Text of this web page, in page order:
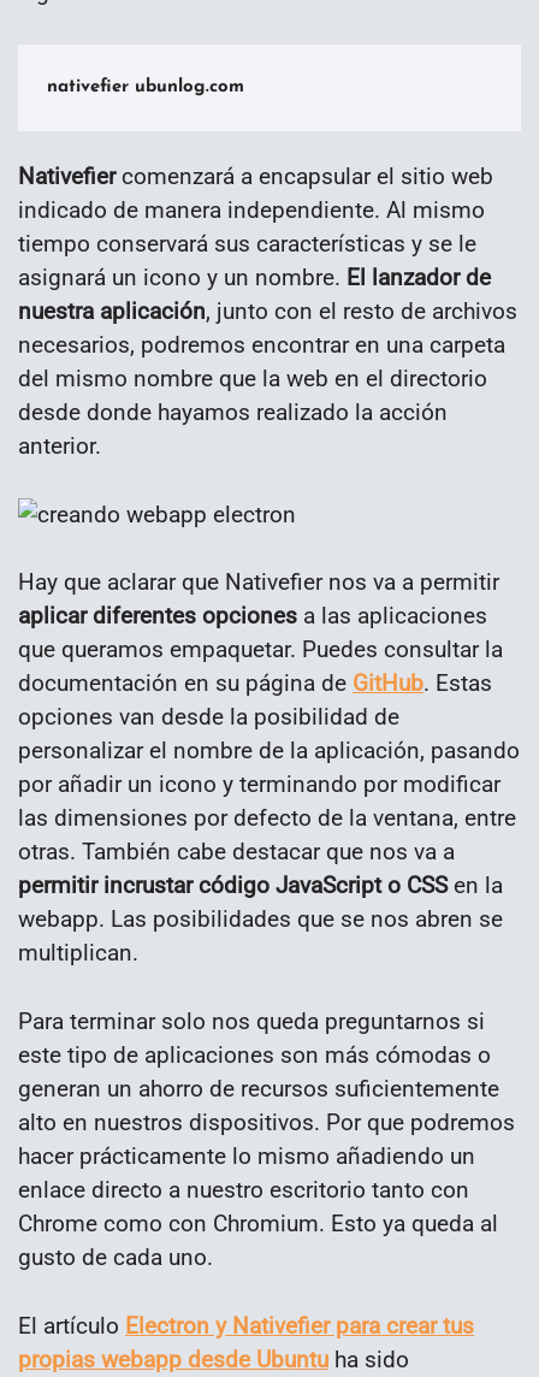
nativefier ubunlog.com
Nativefiercomenzará a encapsular el sitio web
indicado de manera independiente. Al mismo
tiempo conservará sus características y se le
asignará un icono y un nombre. El lanzador de
nuestra aplicación, junto con el resto de archivos
necesarios, podremos encontrar en una carpeta
del mismo nombre que la web en el directorio
desde donde hayamos realizado la acción
anterior.
Hay que aclarar que Nativefier nos va a permitir
aplicar diferentes opciones a las aplicaciones
que queramos empaquetar. Puedes consultar la
documentación en su página de GitHub. Estas
opciones van desde la posibilidad de
personalizar el nombre de la aplicación, pasando
por añadir un icono y terminando por modificar
las dimensiones por defecto de la ventana, entre
otras. También cabe destacar que nos va a
permitir incrustar código JavaScript o CSSen la
webapp. Las posibilidades que se nos abren se
multiplican.
Para terminar solo nos queda preguntarnos si
este tipo de aplicaciones son más cómodas o
generan un ahorro de recursos suficientemente
alto en nuestros dispositivos. Por que podremos
hacer prácticamente lo mismo añadiendo un
enlace directo a nuestro escritorio tanto con
Chrome como con Chromium. Esto ya queda al
gusto de cada uno.
El artículo Electron y Nativefier para crear tus
propias webapp desde Ubuntu ha sido